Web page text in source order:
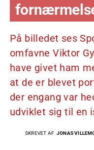
På billedet ses
omfavne Viktor
have givet ham
at de er blevet
der engang var
udviklet sig til en
SKREVET AF JONAS